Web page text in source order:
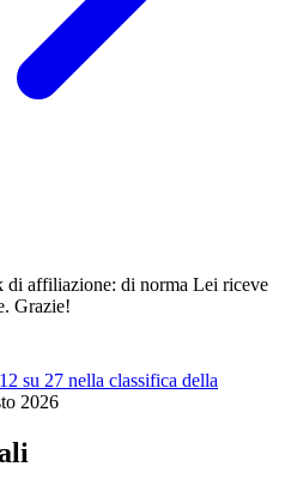
di affiliazione: di norma Lei riceve
Grazie!
su 27 nella classifica della
2026